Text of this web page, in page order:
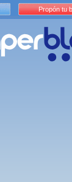
Propón tu